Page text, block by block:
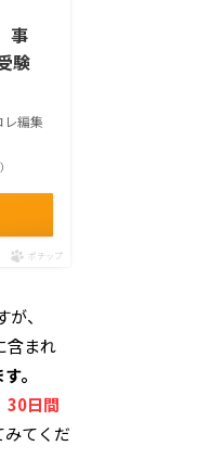
事
験
編集
ポチップ
、
含まれ
。
日間
てくだ